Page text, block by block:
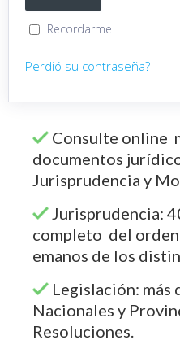
Recordarme
Perdió su contraseña?
Consulte online
documentos
Jurisprudencia y
Jurisprudencia:
completo del
emanos de los
Legislación: más
Nacionales y
Resoluciones.